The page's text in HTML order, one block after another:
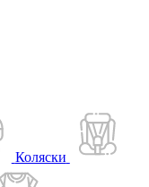
Коляски